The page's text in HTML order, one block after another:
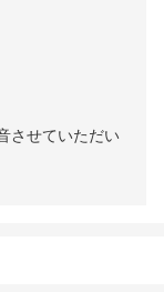
させていただい